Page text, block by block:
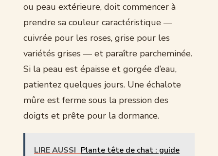
ou peau extérieure, doit commencer à
prendre sa couleur caractéristique —
cuivrée pour les roses, grise pour les
variétés grises — et paraître parcheminée.
Si la peau est épaisse et gorgée d’eau,
patientez quelques jours. Une échalote
mûre est ferme sous la pression des
doigts et prête pour la dormance.
LIRE AUSSI Plante tête de chat : guide